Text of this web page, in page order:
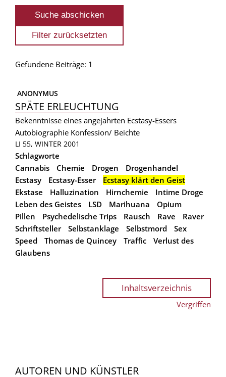
Gefundene Beiträge: 1
ANONYMUS
SPÄTE ERLEUCHTUNG
Bekenntnisse eines angejahrten Ecstasy-Essers
Autobiographie Konfession/ Beichte
LI 55, WINTER 2001
Schlagworte
Cannabis
Chemie Drogen
Drogenhandel
Ecstasy
Ecstasy-Esser
Ecstasy klärt den Geist
Ekstase
Halluzination Hirnchemie
Intime Droge
Leben des Geistes
LSD Marihuana
Opium
Pillen
Psychedelische Trips Rausch Rave
Raver
Schriftsteller
Selbstanklage Selbstmord
Sex
Speed
Thomas de Quincey Traffic
Verlust des
Glaubens
Inhaltsverzeichnis
Vergriffen
AUTOREN UND KÜNSTLER